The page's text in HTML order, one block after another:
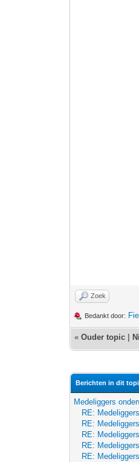
Zoek
Bedankt door:
«Ouder topic
Berichten in dit
Medeliggers
RE:
RE:
RE:
RE:
RE: